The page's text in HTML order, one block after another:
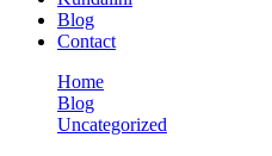
Blog
Contact
Home
Blog
Uncategorized